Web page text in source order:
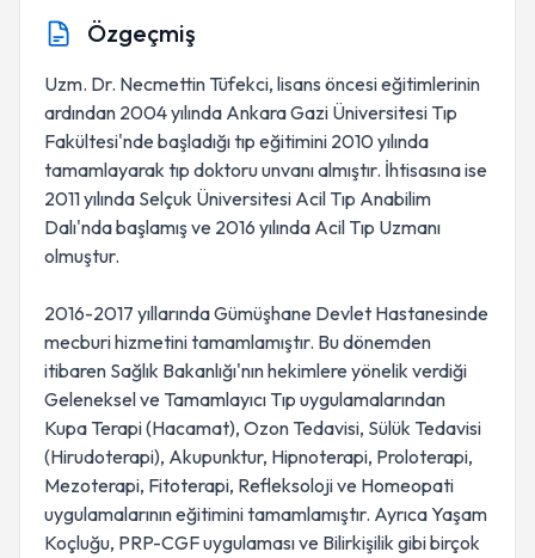
Özgeçmiş
Uzm. Dr. Necmettin Tüfekci, lisans öncesi eğitimlerinin
ardından 2004 yılında Ankara Gazi Üniversitesi Tıp
Fakültesi'nde başladığı tıp eğitimini 2010 yılında
tamamlayarak tıp doktoru unvanı almıştır. İhtisasına ise
2011 yılında Selçuk Üniversitesi Acil Tıp Anabilim
Dalı'nda başlamış ve 2016 yılında Acil Tıp Uzmanı
olmuştur.
2016-2017 yıllarında Gümüşhane Devlet Hastanesinde
mecburi hizmetini tamamlamıştır. Bu dönemden
itibaren Sağlık Bakanlığı'nın hekimlere yönelik verdiği
Geleneksel ve Tamamlayıcı Tıp uygulamalarından
Kupa Terapi (Hacamat), Ozon Tedavisi, Sülük Tedavisi
(Hirudoterapi), Akupunktur, Hipnoterapi, Proloterapi,
Mezoterapi, Fitoterapi, Refleksoloji ve Homeopati
uygulamalarının eğitimini tamamlamıştır. Ayrıca Yaşam
Koçluğu, PRP-CGF uygulaması ve Bilirkişilik gibi birçok